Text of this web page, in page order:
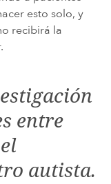
esto solo, y
recibirá la
entre
autista.